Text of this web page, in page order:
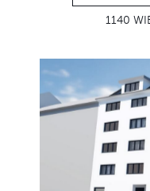
1140